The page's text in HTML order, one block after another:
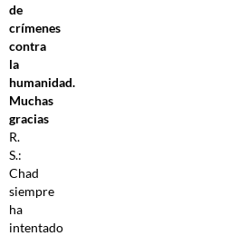
de
crímenes
contra
la
humanidad.
Muchas
gracias
R.
S.:
Chad
siempre
ha
intentado